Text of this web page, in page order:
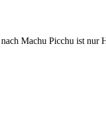
Machu Picchu ist